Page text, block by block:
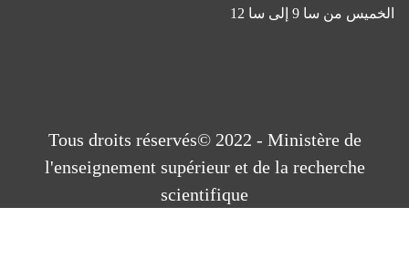
الخميس من سا 9 إلى سا 12
Tous droits réservés© 2022 - Ministère de
l'enseignement supérieur et de la recherche
scientifique